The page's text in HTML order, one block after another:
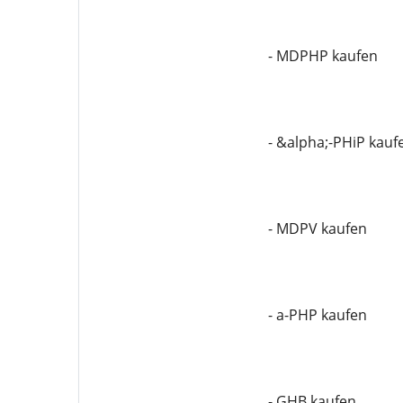
- MDPHP kaufen
- &alpha;-PHiP
- MDPV kaufen
- a-PHP kaufen